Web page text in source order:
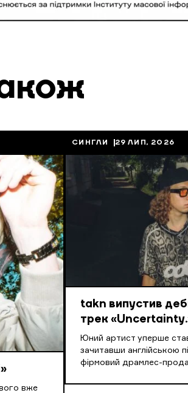
вже
СИНГЛИ 29 ЛИП, 2026
takn випустив
трек
Юний артист уперше
зачитавши англійською
фірмовий драмлес-